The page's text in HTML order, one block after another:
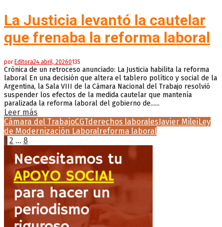
La Justicia levantó la cautelar
que frenaba la reforma laboral
por Editora24 abril, 20260135
Crónica de un retroceso anunciado: La Justicia habilita la reforma
laboral En una decisión que altera el tablero político y social de la
Argentina, la Sala VIII de la Cámara Nacional del Trabajo resolvió
suspender los efectos de la medida cautelar que mantenía
paralizada la reforma laboral del gobierno de......
Leer más
Cámara del TrabajoCGTderechos laboralesJavier Milei Ley
de Modernización Laboralreforma laboral
Paginación
de
entradas
1 2 … 8